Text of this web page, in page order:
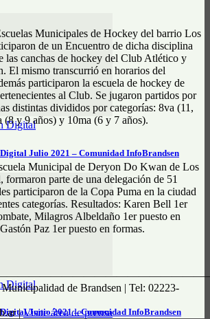
Digital
Digital Julio 2021 – Comunidad InfoBrandsen
Digital
Digital Junio 2021 – Comunidad InfoBrandsen
Municipales de Hockey del barrio Los
de un Encuentro de dicha disciplina
las canchas de hockey del Club Atlético y
El mismo transcurrió en horarios del
participaron la escuela de hockey de
al Club. Se jugaron partidos por
distintas divididos por categorías: 8va (11,
(8 y 9 años) y 10ma (6 y 7 años).
Municipal de Deryon Do Kwan de Los
formaron parte de una delegación de 51
participaron de la Copa Puma en la ciudad
categorías. Resultados: Karen Bell 1er
Milagros Albeldaño 1er puesto en
Paz 1er puesto en formas.
de Brandsen | Tel: 02223-
|Visite área de prensa